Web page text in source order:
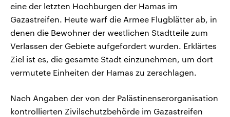
eine der letzten Hochburgen der Hamas im
Gazastreifen. Heute warf die Armee Flugblätter ab, in
denen die Bewohner der westlichen Stadtteile zum
Verlassen der Gebiete aufgefordert wurden. Erklärtes
Ziel ist es, die gesamte Stadt einzunehmen, um dort
vermutete Einheiten der Hamas zu zerschlagen.
Nach Angaben der von der Palästinenserorganisation
kontrollierten Zivilschutzbehörde im Gazastreifen